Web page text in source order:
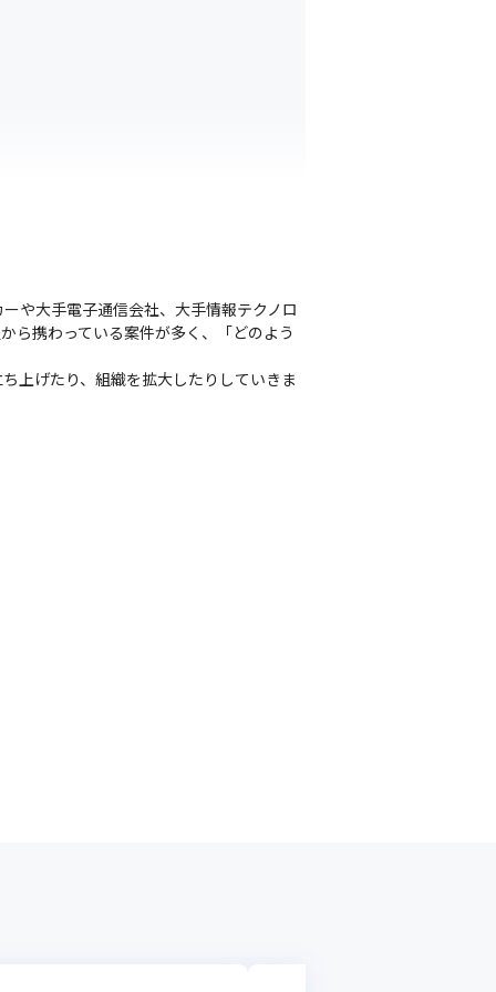
や大手電子通信会社、大手情報テクノロ
ら携わっている案件が多く、「どのよう
上げたり、組織を拡大したりしていきま